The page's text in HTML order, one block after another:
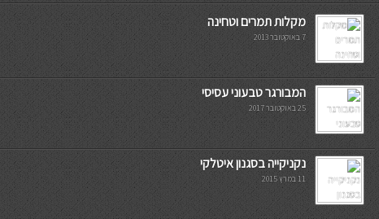
מקלות תמרים וטחינה
7 באוקטובר 2013
המבורגר טבעוני עסיסי
25 באוקטובר 2017
נקניקייה בסגנון איטלקי
11 במרץ 2015